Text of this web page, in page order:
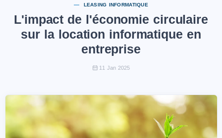
LEASING INFORMATIQUE
L'impact de l'économie circulaire
sur la location informatique en
entreprise
11 Jan 2025